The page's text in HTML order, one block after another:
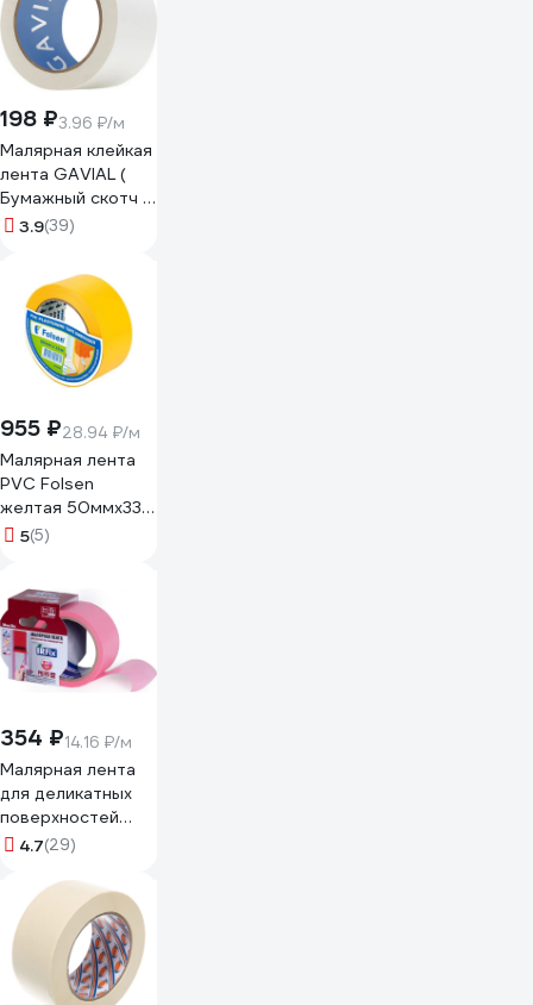
198 ₽3.96 ₽/м
Малярная клейкая
лента GAVIAL (
Бумажный скотч /
КРЕПП )
Краска и защита
стен ) 317
3.9(39)
955 ₽28.94 ₽/м
Малярная лента
PVC Folsen
желтая 50ммx33м
0243350
5(5)
354 ₽14.16 ₽/м
Малярная лента
для деликатных
поверхностей
IRFIX EXTRA 50
Mr.SiL 30082
4.7(29)